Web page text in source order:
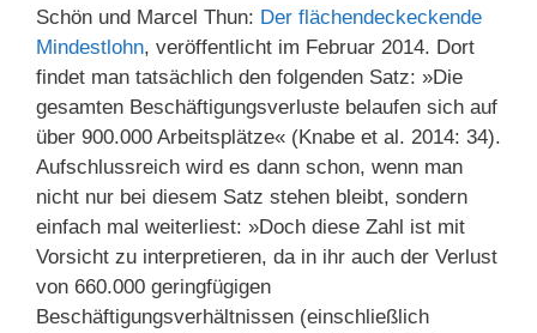
Schön und Marcel Thun: Der flächendeckeckende
Mindestlohn, veröffentlicht im Februar 2014. Dort
findet man tatsächlich den folgenden Satz: »Die
gesamten Beschäftigungsverluste belaufen sich auf
über 900.000 Arbeitsplätze« (Knabe et al. 2014: 34).
Aufschlussreich wird es dann schon, wenn man
nicht nur bei diesem Satz stehen bleibt, sondern
einfach mal weiterliest: »Doch diese Zahl ist mit
Vorsicht zu interpretieren, da in ihr auch der Verlust
von 660.000 geringfügigen
Beschäftigungsverhältnissen (einschließlich